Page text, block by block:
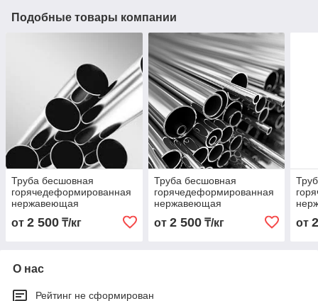
Подобные товары компании
Труба бесшовная
горячедеформированная
нержавеющая
32х2,5х6000 Марка
20Х23Н18
от 2 500 ₸/кг
Труба бесшовная
горячедеформированная
нержавеющая
20х2,0х6000 Марка
20Х23Н18
от 2 500₸/кг от
О нас
Рейтинг не сформирован